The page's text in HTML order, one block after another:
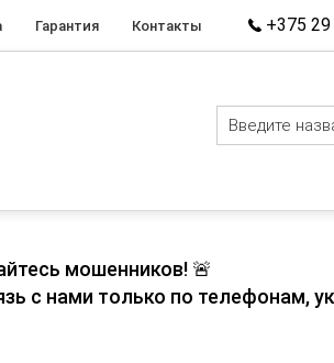
Гарантия Контакты +375
мошенников! 🚨
с нами только по телефонам,